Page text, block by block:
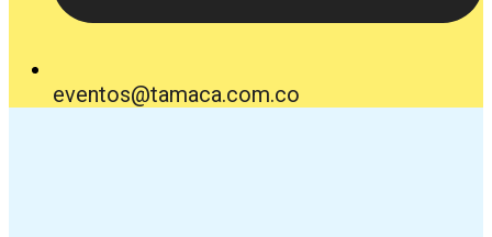
eventos@tamaca.com.co